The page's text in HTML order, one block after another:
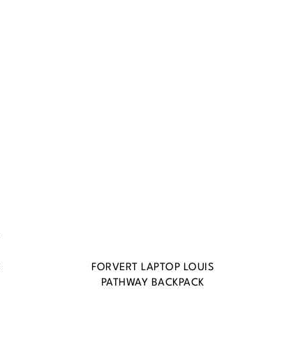
FORVERT LAPTOP LOUIS
PATHWAY BACKPACK